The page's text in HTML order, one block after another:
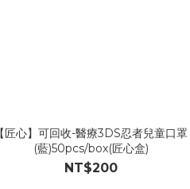
【匠心】可回收-醫療3DS忍者兒童口罩
(藍)50pcs/box(匠心盒)
NT$200